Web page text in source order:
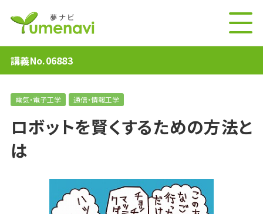
講義No.06883
電気・電子工学 通信・情報工学
ロボットを賢くするための方法と
は